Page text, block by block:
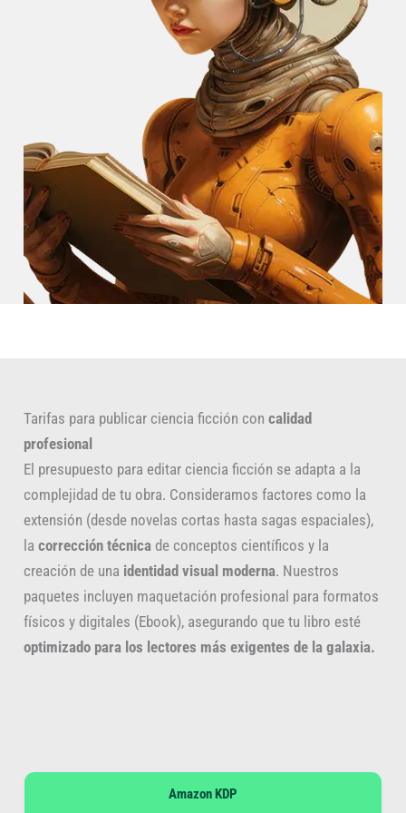
Tarifas para publicar ciencia ficción con calidad
profesional
El presupuesto para editar ciencia ficción se adapta a la
complejidad de tu obra. Consideramos factores como la
extensión (desde novelas cortas hasta sagas espaciales),
la corrección técnicade conceptos científicos y la
creación de una identidad visual moderna. Nuestros
paquetes incluyen maquetación profesional para formatos
físicos y digitales (Ebook), asegurando que tu libro esté
optimizado para los lectores más exigentes de la galaxia.
Amazon KDP